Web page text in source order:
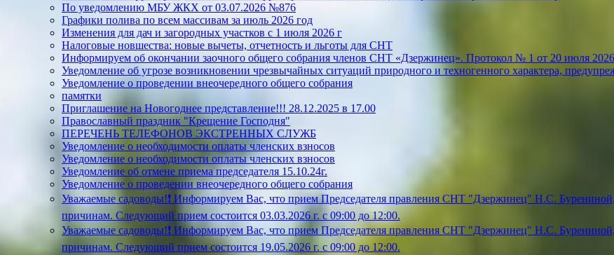
По уведомлению МБУ ЖКХ от 03.07.2026 №876
Графики полива по всем массивам за июль 2026 год
Изменения для дач и загородных участков с 1 июля 2026 г
Налоговые новшества: новые вычеты, отчетность и льготы для СНТ
Информируем об окончании заочного общего собрания членов СНТ «Дзержинец». Протокол № 1 от 20 июля 2026
Уведомление об угрозе возникновении чрезвычайных ситуаций природного и техногенного характера,
Уведомление о проведении внеочередного общего собрания
памятки
Приглашение на Новогоднее представление!!! 28.12.2025 в 17.00
Православный праздник "Крещение Господня"
ПЕРЕЧЕНЬ ТЕЛЕФОНОВ ЭКСТРЕННЫХ СЛУЖБ
Уведомление о необходимости оплаты членских взносов
Уведомление о необходимости оплаты членских взносов
Уведомление об отмене приема председателя 15.10.24г.
Уведомление о проведении внеочередного общего собрания
Уважаемые садоводы!❗ Информируем Вас, что прием Председателя правления СНТ "Дзержинец" Н.С.
причинам. Следующий прием состоится 03.03.2026 г. с 09:00 до 12:00.
Уважаемые садоводы!❗ Информируем Вас, что прием Председателя правления СНТ "Дзержинец" Н.С.
причинам. Следующий прием состоится 19.05.2026 г. с 09:00 до 12:00.